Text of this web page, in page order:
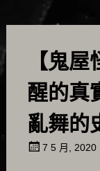
【鬼
醒的真
亂舞的
7 5 月, 2020